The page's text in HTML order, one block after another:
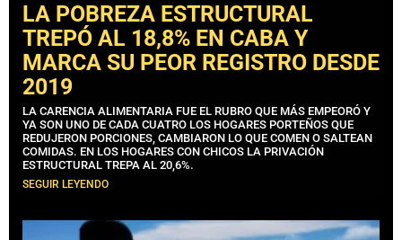
LA POBREZA ESTRUCTURAL
TREPÓ AL 18,8% EN CABA Y
MARCA SU PEOR REGISTRO DESDE
2019
LA CARENCIA ALIMENTARIA FUE EL RUBRO QUE MÁS EMPEORÓ Y
YA SON UNO DE CADA CUATRO LOS HOGARES PORTEÑOS QUE
REDUJERON PORCIONES, CAMBIARON LO QUE COMEN O SALTEAN
COMIDAS. EN LOS HOGARES CON CHICOS LA PRIVACIÓN
ESTRUCTURAL TREPA AL 20,6%.
SEGUIR LEYENDO